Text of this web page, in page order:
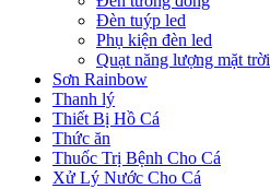
Đèn tuýp led
Phụ kiện đèn led
Quạt năng lượng mặt trời
Sơn Rainbow
Thanh lý
Thiết Bị Hồ Cá
Thức ăn
Thuốc Trị Bệnh Cho Cá
Xử Lý Nước Cho Cá